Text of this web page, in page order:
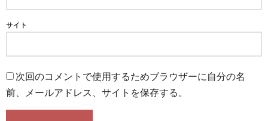
サイト
次回のコメントで使用するためブラウザーに自分の名
前、メールアドレス、サイトを保存する。